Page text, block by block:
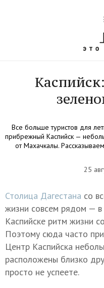
Все больше туристов для
прибрежный Каспийск —
от Махачкалы.
25
Столица Дагестана со
жизни совсем рядом —
Каспийске ритм жизни
Поэтому сюда часто
Центр Каспийска
расположены близко
просто не успеете.